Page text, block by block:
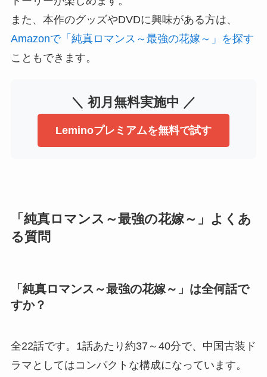
また、本作のグッズやDVDに興味がある方は、
Amazonで「純真ロマンス～最強の花嫁～」を探す
こともできます。
＼ 初月無料実施中 ／
Leminoプレミアムを無料で試す
「純真ロマンス～最強の花嫁～」よくあ
る質問
「純真ロマンス～最強の花嫁～」は全何話で
すか？
全22話です。1話あたり約37～40分で、中国古装ド
ラマとしてはコンパクトな構成になっています。